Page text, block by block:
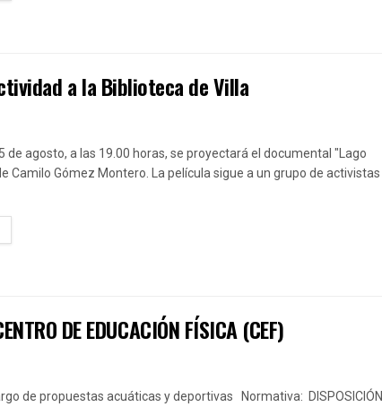
a la Biblioteca de Villa
de agosto, a las 19.00 horas, se proyectará el documental "Lago
Camilo Gómez Montero. La película sigue a un grupo de activistas
DE EDUCACIÓN FÍSICA (CEF)
de propuestas acuáticas y deportivas Normativa: DISPOSICIÓN